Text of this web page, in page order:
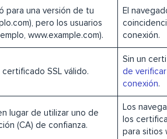
para una versión de tu
pero los usuarios
www.example.com).
El
conexión.
SSL válido.
Sin un
de
conexión.
lugar de utilizar uno de
(CA) de confianza.
Los
los
para sitios